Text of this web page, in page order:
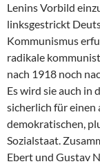
Lenins Vorbild
linksgestrickt
Kommunismus
radikale
nach 1918 noch
Es wird sie auch in
sicherlich für
demokratischen,
Sozialstaat.
Ebert und Gustav